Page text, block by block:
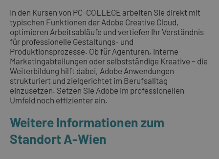
In den Kursen von PC-COLLEGE arbeiten Sie direkt mit
typischen Funktionen der Adobe Creative Cloud,
optimieren Arbeitsabläufe und vertiefen Ihr Verständnis
für professionelle Gestaltungs- und
Produktionsprozesse. Ob für Agenturen, interne
Marketingabteilungen oder selbstständige Kreative – die
Weiterbildung hilft dabei, Adobe Anwendungen
strukturiert und zielgerichtet im Berufsalltag
einzusetzen. Setzen Sie Adobe im professionellen
Umfeld noch effizienter ein.
Weitere Informationen zum
Standort A-Wien